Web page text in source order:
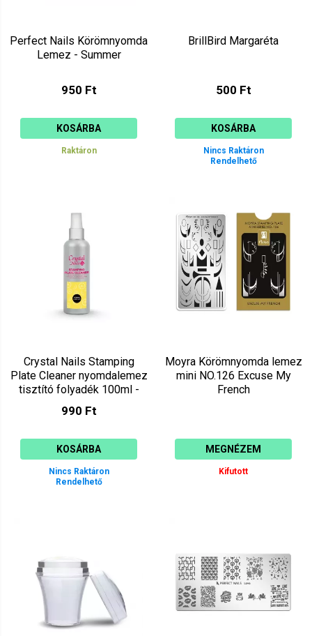
Perfect Nails Körömnyomda
Lemez - Summer
950 Ft
KOSÁRBA
Raktáron
BrillBird Margaréta
500 Ft
KOSÁRBA
Nincs Raktáron
Rendelhető
Crystal Nails Stamping
Plate Cleaner nyomdalemez
tisztító folyadék 100ml -
990 Ft
KOSÁRBA
Nincs Raktáron
Rendelhető
Moyra Körömnyomda lemez
mini NO.126 Excuse My
French
MEGNÉZEM
Kifutott